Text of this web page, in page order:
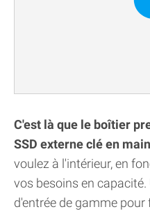
C'est là que le boîtier
SSD externe clé en main
voulez à l'intérieur, en
vos besoins en capacité.
d'entrée de gamme pour